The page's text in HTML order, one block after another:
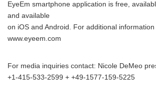
EyeEm smartphone application is free,
and available
on iOS and Android. For additional
www.eyeem.com
For media inquiries contact: Nicole DeMeo
+1-415-533-2599 + +49-1577-159-5225